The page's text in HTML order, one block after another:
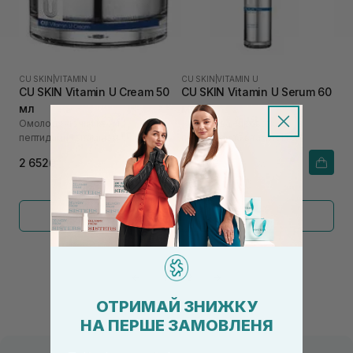
CU SKIN |VITAMIN U
CU SKIN Vitamin U Cream 50
мл
Омолоджуючий крем з
пептидами і вітаміном U
2 652₴
CU SKIN |VITAMIN U
CU SKIN Vitamin U Serum 60
мл
Антивікова сироватка з
пептидами та вітаміном U
2 208₴
Показати більше
2
ОТРИМАЙ ЗНИЖКУ
НА ПЕРШЕ ЗАМОВЛЕНЯ